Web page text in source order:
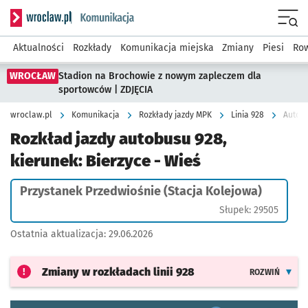
Serwis informacyjny wroclaw.pl podserwis: Komunikacja
Aktualności Rozkłady Komunikacja miejska Zmiany Piesi
WROCŁAW Stadion na Brochowie z nowym zapleczem dla
sportowców | ZDJĘCIA
wroclaw.pl Komunikacja Rozkłady jazdy MPK Linia 928
Rozkład jazdy autobusu 928,
kierunek: Bierzyce - Wieś
Przystanek Przedwiośnie (Stacja Kolejowa)
Słupek: 29505
Ostatnia aktualizacja: 29.06.2026
Zmiany w rozkładach linii 928 ROZWIŃ